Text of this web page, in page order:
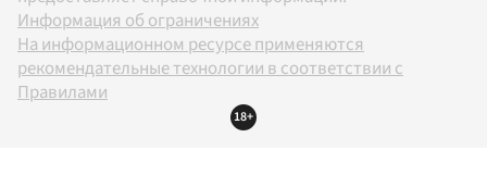
Информация об ограничениях
На информационном ресурсе применяются
рекомендательные технологии в соответствии с
Правилами
18+